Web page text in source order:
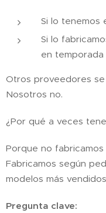
Si lo tenemos
Si lo
en temporada
Otros proveedores
Nosotros no.
¿Por qué a veces
Porque no
Fabricamos según
modelos más
Pregunta clave: